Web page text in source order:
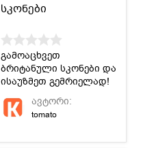
სკონები
გამოაცხვეთ
ბრიტანული სკონები და
ისაუზმეთ გემრიელად!
ავტორი:
tomato